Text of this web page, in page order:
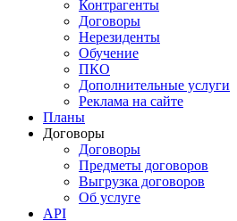
Контрагенты
Договоры
Нерезиденты
Обучение
ПКО
Дополнительные услуги
Реклама на сайте
Планы
Договоры
Договоры
Предметы договоров
Выгрузка договоров
Об услуге
API